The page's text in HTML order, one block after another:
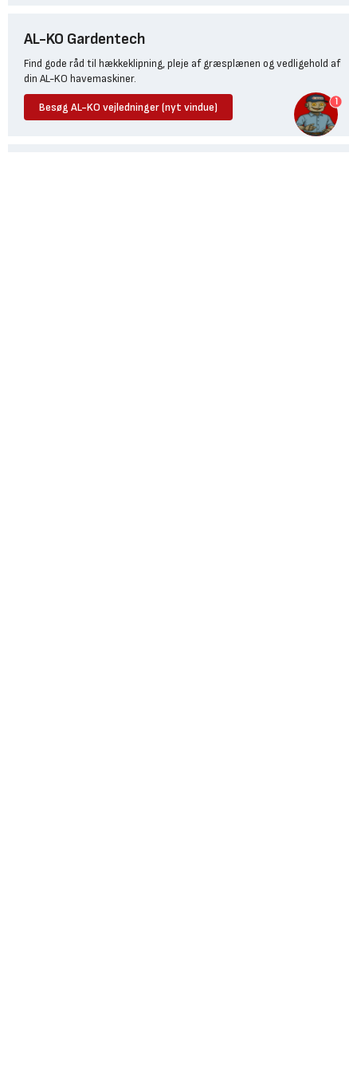
AL-KO Gardentech
Find gode råd til hækkeklipning, pleje af græsplænen og vedligehold af
din AL-KO havemaskiner.
Besøg AL-KO vejledninger (nyt vindue) 1